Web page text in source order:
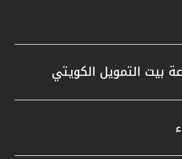
بيت التمويل الكويتي